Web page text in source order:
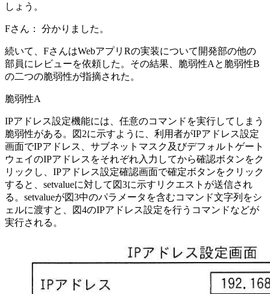
しょう。
Fさん： 分かりました。
続いて、FさんはWebアプリRの実装について開発部の他の
部員にレビューを依頼した。その結果、脆弱性Aと脆弱性B
の二つの脆弱性が指摘された。
脆弱性A
IPアドレス設定機能には、任意のコマンドを実行してしまう
脆弱性がある。図2に示すように、利用者がIPアドレス設定
画面でIPアドレス、サブネットマスク及びデフォルトゲート
ウェイのIPアドレスをそれぞれ入力してから確認ボタンをク
リックし、IPアドレス設定確認画面で確定ボタンをクリック
すると、setvalueに対して図3に示すリクエストが送信され
る。setvalueが図3中のパラメータを含むコマンド文字列をシ
ェルに渡すと、図4のIPアドレス設定を行うコマンドなどが
実行される。